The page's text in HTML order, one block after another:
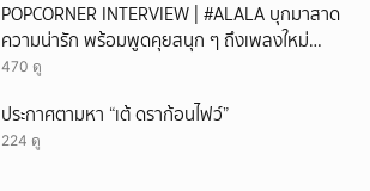
POPCORNER INTERVIEW | #ALALA บุกมาสาด
ความน่ารัก พร้อมพูดคุยสนุก ๆ ถึงเพลงใหม่
'ON&OFF'
470 ดู
ประกาศตามหา “เต้ ดราก้อนไฟว์”
224 ดู